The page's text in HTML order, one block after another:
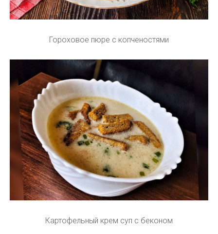
Гороховое пюре с копченостями
Картофельный крем суп с беконом